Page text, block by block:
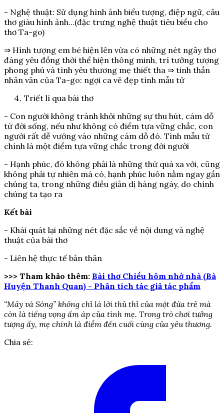
- Nghệ thuật: Sử dụng hình ảnh biểu tượng, điệp ngữ, câu
thơ giàu hình ảnh...(đặc trưng nghệ thuật tiêu biểu cho
thơ Ta-go)
⇒ Hình tượng em bé hiện lên vừa có những nét ngây thơ
đáng yêu đồng thời thể hiện thông minh, trí tưởng tượng
phong phú và tình yêu thương mẹ thiết tha ⇒ tinh thần
nhân văn của Ta-go: ngợi ca vẻ đẹp tình mẫu tử
Triết lí qua bài thơ
- Con người không tránh khỏi những sự thu hút, cám dỗ
từ đời sống, nếu như không có điểm tựa vững chắc, con
người rất dễ vướng vào những cám dỗ đó. Tình mẫu tử
chính là một điểm tựa vững chắc trong đời người
- Hạnh phúc, đó không phải là những thứ quá xa vời, cũng
không phải tự nhiên mà có, hạnh phúc luôn nằm ngay gần
chúng ta, trong những điều giản dị hàng ngày, do chính
chúng ta tạo ra
Kết bài
- Khái quát lại những nét đặc sắc về nội dung và nghệ
thuật của bài thơ
- Liên hệ thực tế bản thân
>>> Tham khảo thêm: Bài thơ Chiều hôm nhớ nhà (Bà
Huyện Thanh Quan) - Phân tích tác giả tác phẩm
“Mây và Sóng” không chỉ là lời thủ thỉ của một đứa trẻ mà
còn là tiếng vọng ấm áp của tình mẹ. Trong trò chơi tưởng
tượng ấy, mẹ chính là điểm đến cuối cùng của yêu thương.
Chia sẻ: